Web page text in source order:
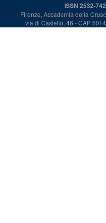
ISSN 2532-
Firenze, Accademia della
via di Castello, 46 - CAP